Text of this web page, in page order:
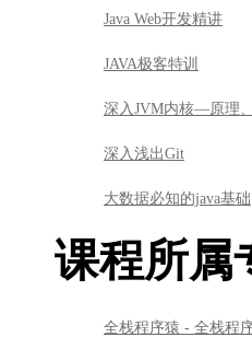
Java Web开发精讲
JAVA极客特训
深入JVM内核—原理
深入浅出Git
大数据必知的java基础
课程所属
全栈程序猿 - 全栈程